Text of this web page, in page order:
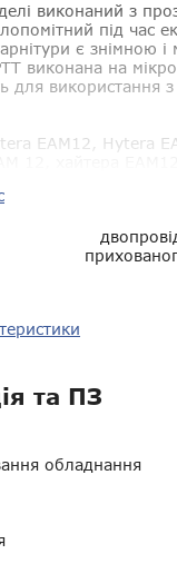
виконаний з
під час
є знімною
виконана на
для використання з
EAМ12, Hytera
14 днів
та ПЗ
обладнання